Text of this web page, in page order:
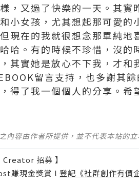
，又過了快樂的一天。其
小女孩，尤其想起那可愛
現在的我就很想念那單純
哈。有的時候不珍惜，沒的
其實她是放心不下我，才
留言支持，也多謝其
得了我一個個人的分享。希
內容由作者所提供，並不代表本站的
Creator 招募 】
賺現金獎賞 l 登記《社群創作有價